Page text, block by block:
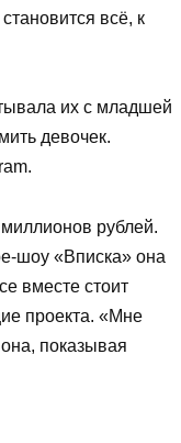
всё, к
их с младшей
девочек.
рублей.
шоу «Вписка» она
вместе стоит
проекта. «Мне
показывая